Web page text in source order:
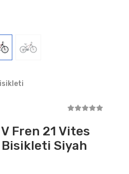
Fren 21 Vites
Siyah